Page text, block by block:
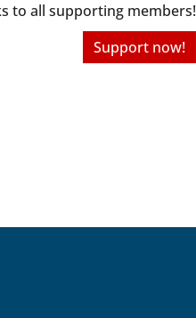
to all supporting members!
Support now!